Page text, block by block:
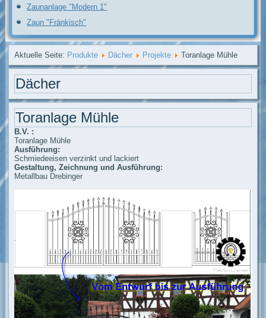
Zaunanlage "Modern 1"
Zaun "Fränkisch"
Aktuelle Seite: Produkte Dächer Projekte Toranlage Mühle
Dächer
Toranlage Mühle
B.V. :
Toranlage Mühle
Ausführung:
Schmiedeeisen verzinkt und lackiert
Gestaltung, Zeichnung und Ausführung:
Metallbau Drebinger